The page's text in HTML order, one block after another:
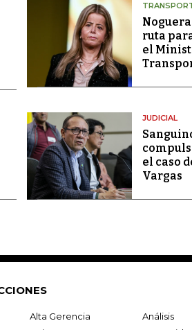
ruta
el
JUDICIAL
el caso
Vargas
Alta Gerencia
Análisis